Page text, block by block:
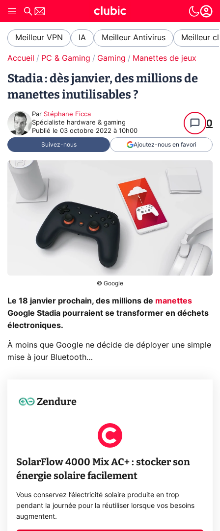
Meilleur VPN IA Meilleur Antivirus Meilleur
Accueil PC & Gaming Gaming Manettes de jeux
Stadia : dès janvier, des millions de
manettes inutilisables ?
Par Stéphane Ficca
Spécialiste hardware & gaming
Publié le 03 octobre 2022 à 10h00
0
Suivez-nous Ajoutez-nous en favori
© Google
Le 18 janvier prochain, des millions de manettes
Google Stadia pourraient se transformer en déchets
électroniques.
À moins que Google ne décide de déployer une simple
mise à jour Bluetooth…
Zendure
SolarFlow 4000 Mix AC+ : stocker son
énergie solaire facilement
Vous conservez l’électricité solaire produite en trop
pendant la journée pour la réutiliser lorsque vos besoins
augmentent.